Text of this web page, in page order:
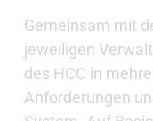
Gemeinsam mit
jeweiligen
des HCC in
Anforderungen